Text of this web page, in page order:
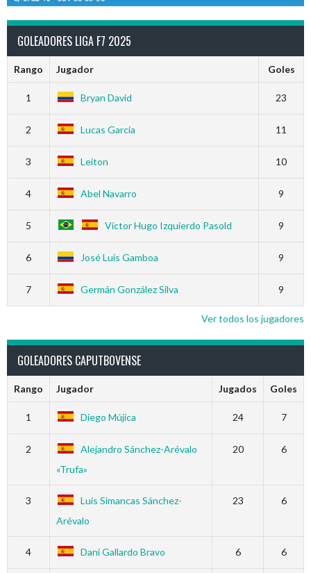
GOLEADORES LIGA F7 2025
Rango Jugador Goles
1 Bryan David 23
2 Lucas García 11
3 Leiton 10
4 Abel Navarro 9
5 Víctor Hugo Izquierdo Pasold 9
6 José Luis Gamboa 9
7 Germán González Silva 9
Ver todos los jugadores
GOLEADORES CAPUTBOVENSE
Rango Jugador Jugados Goles
1 Diego Mújica 24 7
2
Alejandro Sánchez-Arévalo
«Trufa»
20 6
3
Luis Simancas Sánchez-
Arévalo
23 6
4 Dani Gallardo Bravo 6 6